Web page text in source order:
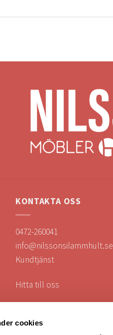
cookies
KONTAKTA OSS
0472-260041
info@nilssonsilammhult.se
Kundtjänst
Hitta till oss